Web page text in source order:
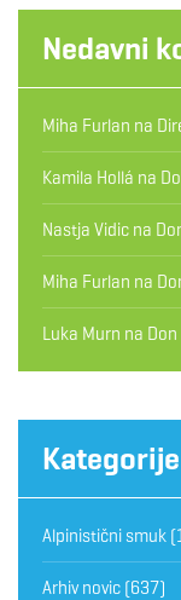
Nedavni
Miha Furlan na
Kamila Hollá na
Nastja Vidic na
Miha Furlan na
Luka Murn na
Kategorije
Alpinistični smuk
Arhiv novic (637)